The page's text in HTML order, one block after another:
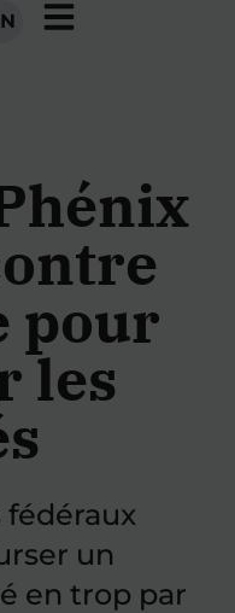
pour
les
fédéraux
un
en trop par